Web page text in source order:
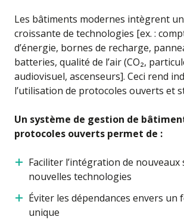
Les bâtiments modernes intègrent
croissante de technologies [ex. :
d’énergie, bornes de recharge,
batteries, qualité de l’air (CO₂,
audiovisuel, ascenseurs]. Ceci rend
l’utilisation de protocoles ouverts et
Un système de gestion de
protocoles ouverts permet de :
Faciliter l’intégration de nouveaux
nouvelles technologies
Éviter les dépendances envers un
unique